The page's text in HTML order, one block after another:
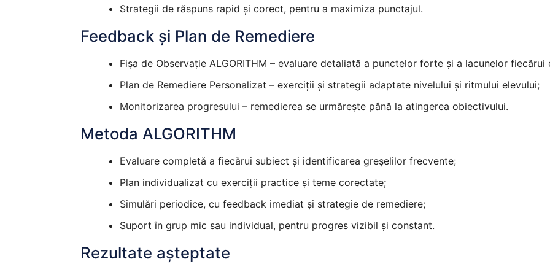
Strategii de răspuns rapid și corect, pentru a maximiza punctajul.
Feedback și Plan de Remediere
Fișa de Observație ALGORITHM – evaluare detaliată a punctelor forte și a lacunelor fiecărui
Plan de Remediere Personalizat – exerciții și strategii adaptate nivelului și ritmului elevului;
Monitorizarea progresului – remedierea se urmărește până la atingerea obiectivului.
Metoda ALGORITHM
Evaluare completă a fiecărui subiect și identificarea greșelilor frecvente;
Plan individualizat cu exerciții practice și teme corectate;
Simulări periodice, cu feedback imediat și strategie de remediere;
Suport în grup mic sau individual, pentru progres vizibil și constant.
Rezultate așteptate